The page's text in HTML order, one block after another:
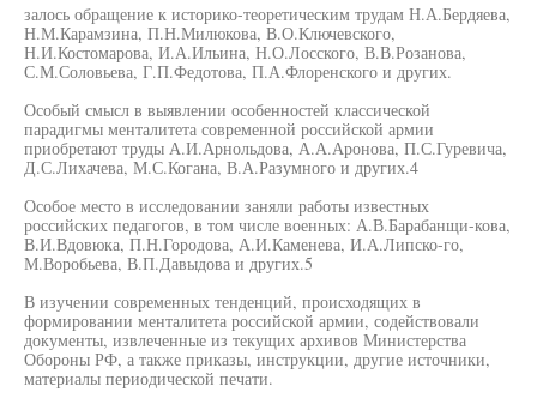
залось обращение к историко-теоретическим трудам Н.А.Бердяева,
Н.М.Карамзина, П.Н.Милюкова, В.О.Ключевского,
Н.И.Костомарова, И.А.Ильина, Н.О.Лосского, В.В.Розанова,
С.М.Соловьева, Г.П.Федотова, П.А.Флоренского и других.
Особый смысл в выявлении особенностей классической
парадигмы менталитета современной российской армии
приобретают труды А.И.Арнольдова, А.А.Аронова, П.С.Гуревича,
Д.С.Лихачева, М.С.Когана, В.А.Разумного и других.4
Особое место в исследовании заняли работы известных
российских педагогов, в том числе военных: А.В.Барабанщи-кова,
В.И.Вдовюка, П.Н.Городова, А.И.Каменева, И.А.Липско-го,
М.Воробьева, В.П.Давыдова и других.5
В изучении современных тенденций, происходящих в
формировании менталитета российской армии, содействовали
документы, извлеченные из текущих архивов Министерства
Обороны РФ, а также приказы, инструкции, другие источники,
материалы периодической печати.